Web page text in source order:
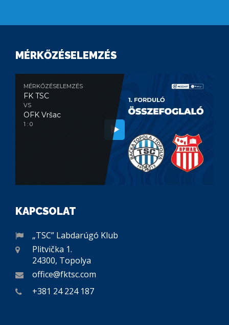
MÉRKŐZÉSELEMZÉS
MÉRKŐZÉSELEMZÉS
FK TSC
VS
OFK Vršac
1 : 0
KAPCSOLAT
„TSC” Labdarúgó Klub
Plitvička 1.
24300, Topolya
office@fktsc.com
+381 24 224 187